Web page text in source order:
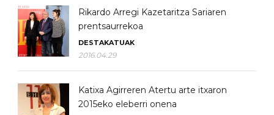
Rikardo Arregi Kazetaritza Sariaren
prentsaurrekoa
DESTAKATUAK
2016.04.29
Katixa Agirreren Atertu arte itxaron
2015eko eleberri onena